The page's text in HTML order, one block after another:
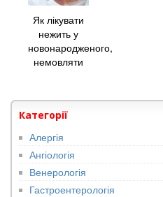
Як лікувати
нежить у
новонародженого,
немовляти
Категорії
Алергія
Ангіологія
Венерологія
Гастроентерологія